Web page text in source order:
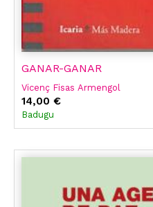
GANAR-GANAR
Vicenç Fisas Armengol
14,00 €
Badugu